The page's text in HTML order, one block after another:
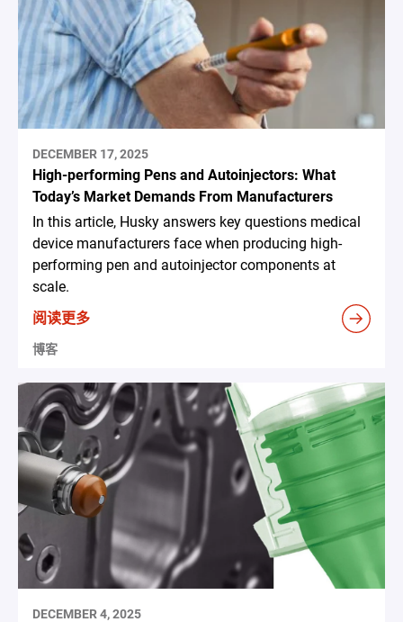
DECEMBER 17, 2025
High-performing Pens and Autoinjectors: What
Today’s Market Demands From Manufacturers
In this article, Husky answers key questions medical
device manufacturers face when producing high-
performing pen and autoinjector components at
scale.
阅读更多
博客
DECEMBER 4, 2025